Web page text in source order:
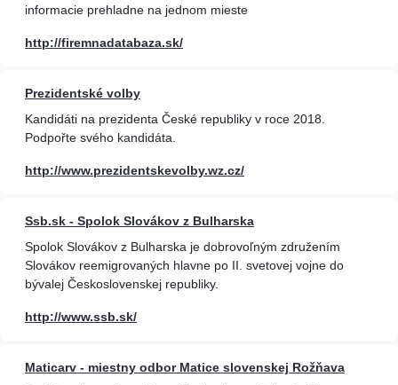
informacie prehladne na jednom mieste
http://firemnadatabaza.sk/
Prezidentské volby
Kandidáti na prezidenta České republiky v roce 2018.
Podpořte svého kandidáta.
http://www.prezidentskevolby.wz.cz/
Ssb.sk - Spolok Slovákov z Bulharska
Spolok Slovákov z Bulharska je dobrovoľným združením
Slovákov reemigrovaných hlavne po II. svetovej vojne do
bývalej Československej republiky.
http://www.ssb.sk/
Maticarv - miestny odbor Matice slovenskej Rožňava